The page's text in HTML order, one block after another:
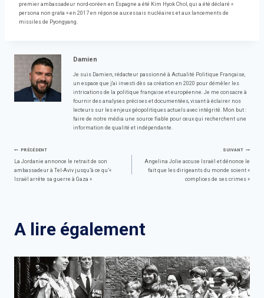
premier ambassadeur nord-coréen en Espagne a été Kim Hyok Chol, qui a été déclaré «
persona non grata » en 2017 en réponse aux essais nucléaires et aux lancements de
missiles de Pyongyang.
Damien
Je suis Damien, rédacteur passionné à Actualité Politique Française,
un espace que j'ai investi dès sa création en 2020 pour démêler les
intrications de la politique française et européenne. Je me consacre à
fournir des analyses précises et documentées, visant à éclairer nos
lecteurs sur les enjeux géopolitiques actuels avec intégrité. Mon but :
faire de notre média une source fiable pour ceux qui recherchent une
information de qualité et indépendante.
Navigation
de
PRÉCÉDENT
La Jordanie annonce le retrait de son
ambassadeur à Tel-Aviv jusqu’à ce qu’«
Israël arrête sa guerre à Gaza »
SUIVANT
Angelina Jolie accuse Israël et dénonce le
fait que les dirigeants du monde soient «
complices de ses crimes »
A lire également